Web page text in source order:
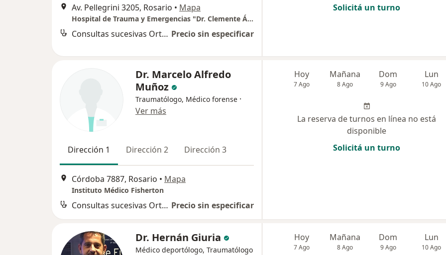
Av. Pellegrini 3205, Rosario • Mapa
Hospital de Trauma y Emergencias "Dr. Clemente Álvarez"
Consultas sucesivas Ortopedia y Traumatología Precio sin especificar
Solicitá un turno
Dr. Marcelo Alfredo
Muñoz
Traumatólogo, Médico forense ·
Ver más
Dirección 1 Dirección 2 Dirección 3
Córdoba 7887, Rosario • Mapa
Instituto Médico Fisherton
Consultas sucesivas Ortopedia y Traumatología Precio sin especificar
Hoy
7 Ago
Mañana
8 Ago
Dom
9 Ago
Lun
10 Ago
La reserva de turnos en línea no está
disponible
Solicitá un turno
Dr. Hernán Giuria
Médico deportólogo, Traumatólogo
Hoy
7 Ago
Mañana
8 Ago
Dom
9 Ago
Lun
10 Ago